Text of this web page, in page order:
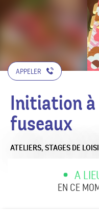
APPELER
Initiation à
fuseaux
ATELIERS, STAGES DE
A
EN CE